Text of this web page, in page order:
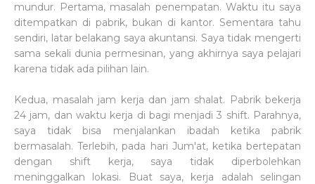
mundur. Pertama, masalah penempatan. Waktu itu saya
ditempatkan di pabrik, bukan di kantor. Sementara tahu
sendiri, latar belakang saya akuntansi. Saya tidak mengerti
sama sekali dunia permesinan, yang akhirnya saya pelajari
karena tidak ada pilihan lain.
Kedua, masalah jam kerja dan jam shalat. Pabrik bekerja
24 jam, dan waktu kerja di bagi menjadi 3 shift. Parahnya,
saya tidak bisa menjalankan ibadah ketika pabrik
bermasalah. Terlebih, pada hari Jum'at, ketika bertepatan
dengan shift kerja, saya tidak diperbolehkan
meninggalkan lokasi. Buat saya, kerja adalah selingan